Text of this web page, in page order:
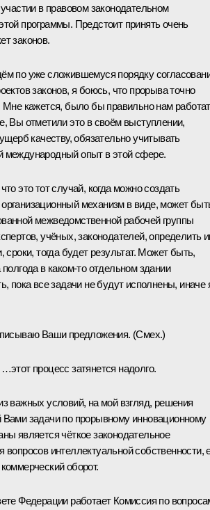
в правовом законодательном
программы. Предстоит принять очень
законов.
по уже сложившемуся порядку
законов, я боюсь, что прорыва точно
Мне кажется, было бы правильно нам
Вы отметили это в своём выступлении,
качеству, обязательно учитывать
международный опыт в этой сфере.
это тот случай, когда можно создать
механизм в виде, может
межведомственной рабочей группы
учёных, законодателей, определить
сроки, тогда будет результат. Может быть,
в каком-то отдельном здании
пока все задачи не будут исполнены, иначе
Ваши предложения. (Смех.)
…этот процесс затянется надолго.
важных условий, на мой взгляд, решения
Вами задачи по прорывному инновационному
является чёткое законодательное
вопросов интеллектуальной собственности,
оборот.
Федерации работает Комиссия по